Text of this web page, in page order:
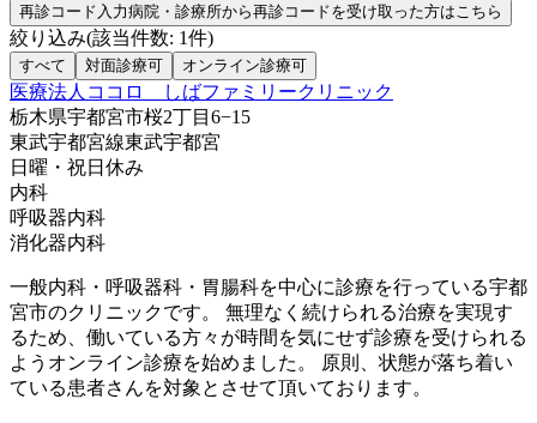
再診コード入力病院・診療所から再診コードを受け取った方はこちら
絞り込み(該当件数: 1件)
すべて 対面診療可 オンライン診療可
医療法人ココロ しばファミリークリニック
栃木県宇都宮市桜2丁目6−15
東武宇都宮線東武宇都宮
日曜・祝日 休み
内科
呼吸器内科
消化器内科
一般内科・呼吸器科・胃腸科を中心に診療を行っている宇都
宮市のクリニックです。 無理なく続けられる治療を実現す
るため、働いている方々が時間を気にせず診療を受けられる
ようオンライン診療を始めました。 原則、状態が落ち着い
ている患者さんを対象とさせて頂いております。